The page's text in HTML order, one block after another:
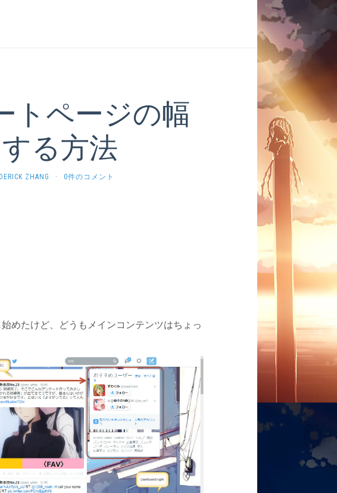
トページの幅
る方法
ZHANG · 0件のコメント
めたけど、どうもメインコンテンツはちょっ